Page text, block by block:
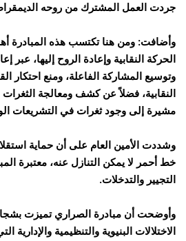
جردت العمل المشترك من روحه
وأضافت: ومن هنا تكتسب هذه المبادرة
الحركة النقابية وإعادة الروح إليها، عبر
وتوسيع المشاركة الفاعلة، ومنع احتكار
النقابية، فضلاً عن كشف ومعالجة الثغرات
مشيرة إلى وجود ثغرات في التشريعات
وشددت الأمين العام على أن حماية
خط أحمر لا يمكن التنازل عنه، معتبرة
التجيير والتدخلات.
وأوضحت أن مبادرة الصراري تميزت
الاختلالات البنيوية والتنظيمية والإدارية